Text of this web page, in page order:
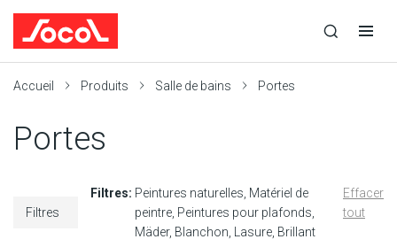
recherche
recherche
navigation
Accueil Produits Salle de bains Portes
Portes
Filtres
Filtres: Peintures naturelles Matériel de
peintre Peintures pour plafonds
Mäder Blanchon Lasure Brillant
Effacer
tout